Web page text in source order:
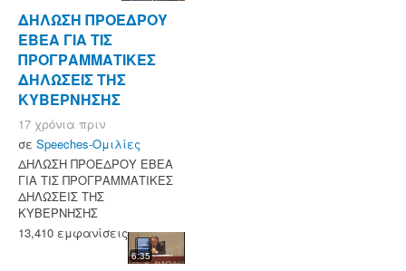
ΔΗΛΩΣΗ ΠΡΟΕΔΡΟΥ
ΕΒΕΑ ΓΙΑ ΤΙΣ
ΠΡΟΓΡΑΜΜΑΤΙΚΕΣ
ΔΗΛΩΣΕΙΣ ΤΗΣ
ΚΥΒΕΡΝΗΣΗΣ
17 χρόνια πριν
σε Speeches-Ομιλίες
ΔΗΛΩΣΗ ΠΡΟΕΔΡΟΥ ΕΒΕΑ
ΓΙΑ ΤΙΣ ΠΡΟΓΡΑΜΜΑΤΙΚΕΣ
ΔΗΛΩΣΕΙΣ ΤΗΣ
ΚΥΒΕΡΝΗΣΗΣ
13,410 εμφανίσεις
6:35